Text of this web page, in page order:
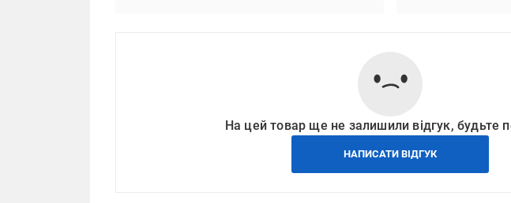
На цей товар ще не залишили відгук, будьте
НАПИСАТИ ВІДГУК